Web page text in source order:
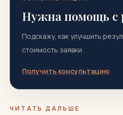
Нужна помощь с
Подскажу, как улучшить
стоимость заявки.
Получить консультацию
ЧИТАТЬ ДАЛЬШЕ